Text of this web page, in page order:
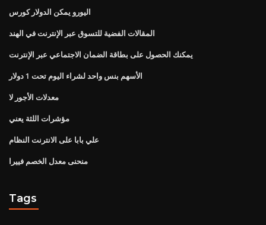
اليورو يمكن الدولار كورس
المقالات الفضية للتسوق عبر الإنترنت في الهند
يمكنك الحصول على بطاقة الضمان الاجتماعي عبر الإنترنت
الأسهم بنس واحد لشراء اليوم تحت 1 دولار
معدلات الأجور لا
مؤشرات اللثة يعني
علي بابا على الانترنت النظام
منحنى معدل الخصم فييرا
Tags